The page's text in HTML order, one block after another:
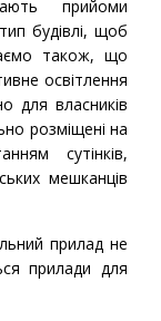
прийоми
будівлі, щоб
також, що
освітлення
для власників
розміщені на
сутінків,
мешканців
прилад не
прилади для